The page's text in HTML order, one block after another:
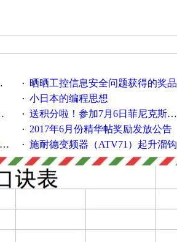
· 晒晒工控信息安全问题获得的奖品
· 小日本的编程思想
· 送积分啦！参加7月6日菲尼克斯在线研讨会即得
· 2017年6月份精华帖奖励发放公告
· 施耐德变频器（ATV71）起升溜钩